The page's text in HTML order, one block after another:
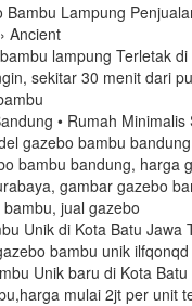
Bambu Lampung
Ancient
lampung Terletak di
sekitar 30 menit dari
• Rumah Minimalis
gazebo bambu bandung
bambu bandung, harga
gambar gazebo
jual gazebo
Unik di Kota Batu Jawa
bambu unik ilfqonqd
Unik baru di Kota
mulai 2jt per unit